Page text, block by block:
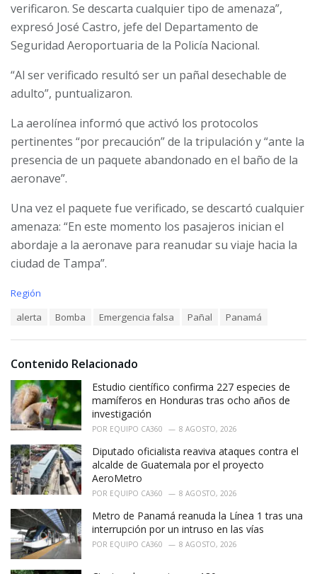
verificaron. Se descarta cualquier tipo de amenaza”,
expresó José Castro, jefe del Departamento de
Seguridad Aeroportuaria de la Policía Nacional.
“Al ser verificado resultó ser un pañal desechable de
adulto”, puntualizaron.
La aerolínea informó que activó los protocolos
pertinentes “por precaución” de la tripulación y “ante la
presencia de un paquete abandonado en el baño de la
aeronave”.
Una vez el paquete fue verificado, se descartó cualquier
amenaza: “En este momento los pasajeros inician el
abordaje a la aeronave para reanudar su viaje hacia la
ciudad de Tampa”.
C
r
i
e
s
:
Región
:
alerta Bomba Emergencia falsa Pañal Panamá
Contenido Relacionado
Estudio científico confirma 227 especies de
mamíferos en Honduras tras ocho años de
investigación
POR EQUIPO CA360 8 AGOSTO, 2026
Diputado oficialista reaviva ataques contra el
alcalde de Guatemala por el proyecto
AeroMetro
POR EQUIPO CA360 8 AGOSTO, 2026
Metro de Panamá reanuda la Línea 1 tras una
interrupción por un intruso en las vías
POR EQUIPO CA360 8 AGOSTO, 2026